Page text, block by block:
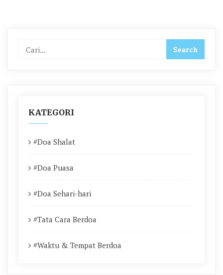
KATEGORI
#Doa Shalat
#Doa Puasa
#Doa Sehari-hari
#Tata Cara Berdoa
#Waktu & Tempat Berdoa